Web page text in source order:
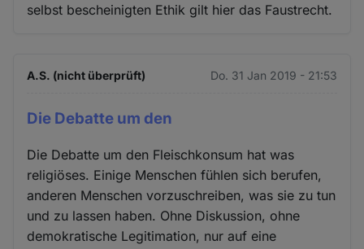
selbst bescheinigten Ethik gilt hier das Faustrecht.
A.S. (nicht überprüft) Do. 31 Jan 2019 - 21:53
Die Debatte um den
Die Debatte um den Fleischkonsum hat was
religiöses. Einige Menschen fühlen sich berufen,
anderen Menschen vorzuschreiben, was sie zu tun
und zu lassen haben. Ohne Diskussion, ohne
demokratische Legitimation, nur auf eine